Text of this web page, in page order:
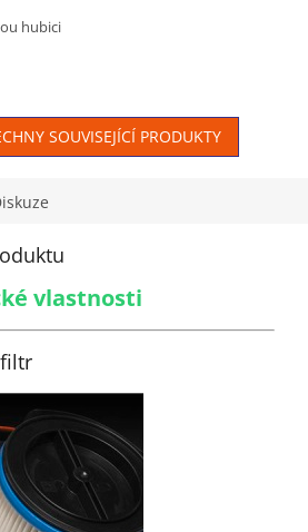
hubici
SOUVISEJÍCÍ PRODUKTY
vlastnosti